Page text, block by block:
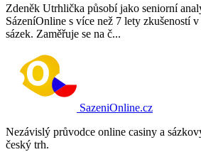
Zdeněk Utrhlička působí jako seniorní
SázeníOnline s více než 7 lety zkušeností
sázek. Zaměřuje se na č...
SazeniOnline.cz
Nezávislý průvodce online casiny a
český trh.